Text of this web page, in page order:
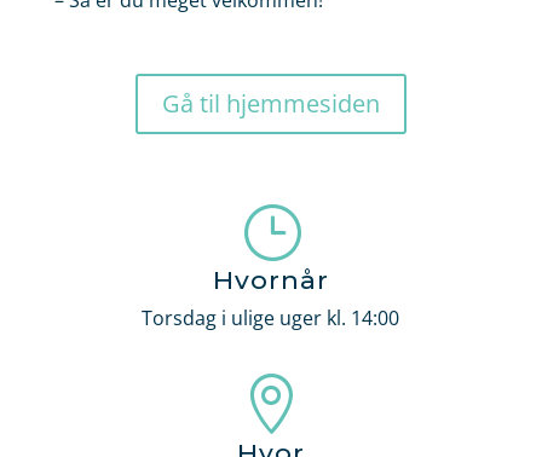
Gå til hjemmesiden
}
Hvornår
Torsdag i ulige uger kl. 14:00
